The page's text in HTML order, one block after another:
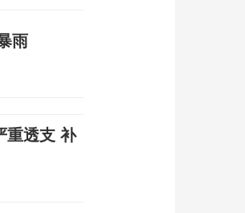
雨
重透支 补